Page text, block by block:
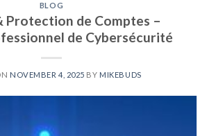
BLOG
Protection de Comptes –
de Cybersécurité
NOVEMBER 4, 2025 BY MIKEBUDS